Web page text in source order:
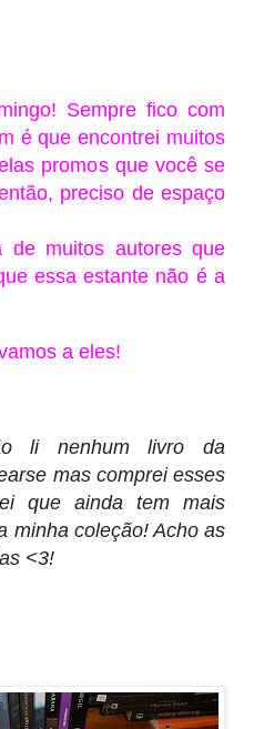
Sempre fico com
é que encontrei muitos
promos que você se
preciso de espaço
muitos autores que
essa estante não é a
a eles!
li nenhum livro da
mas comprei esses
que ainda tem mais
minha coleção! Acho as
<3!